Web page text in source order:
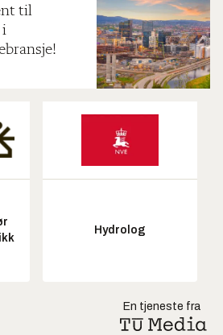
til
i
Hydrolog
En tjeneste fra